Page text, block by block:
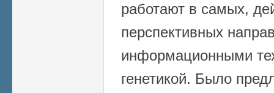
работают в самых,
перспективных
информационными
генетикой. Было